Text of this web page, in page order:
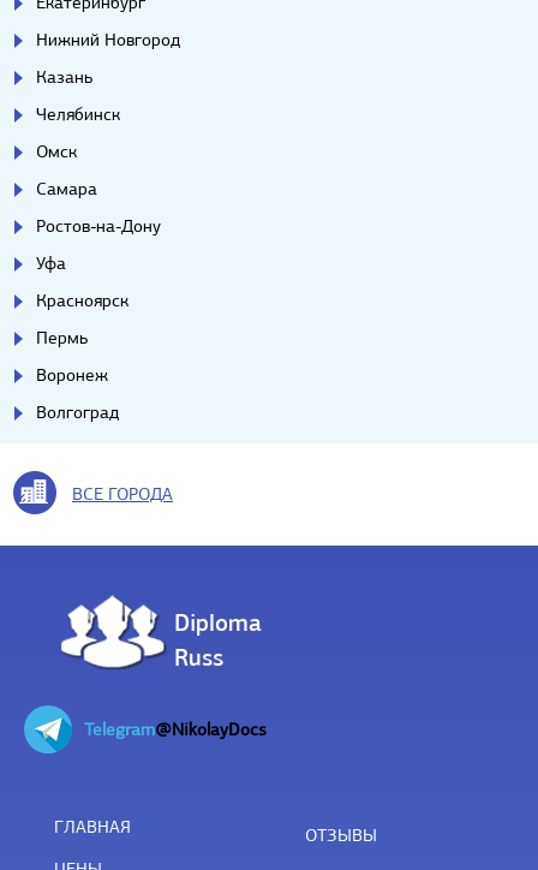
Нижний Новгород
Казань
Челябинск
Омск
Самара
Ростов-на-Дону
Уфа
Красноярск
Пермь
Воронеж
Волгоград
ВСЕ ГОРОДА
Diploma
Russ
Telegram@NikolayDocs
ГЛАВНАЯ
ОТЗЫВЫ